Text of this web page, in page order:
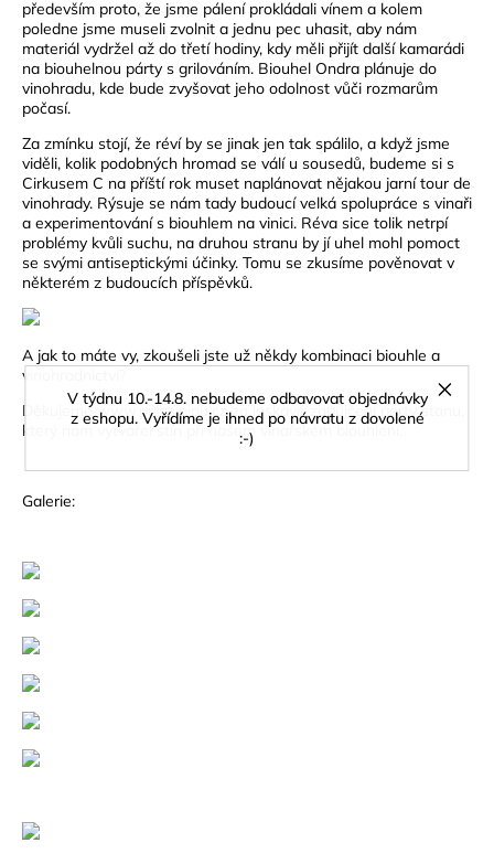
V týdnu 10.-14.8. nebudeme odbavovat objednávky
z eshopu. Vyřídíme je ihned po návratu z dovolené
:-)
především proto, že jsme pálení prokládali vínem a kolem
poledne jsme museli zvolnit a jednu pec uhasit, aby nám
materiál vydržel až do třetí hodiny, kdy měli přijít další kamarádi
na biouhelnou párty s grilováním. Biouhel Ondra plánuje do
vinohradu, kde bude zvyšovat jeho odolnost vůči rozmarům
počasí.
Za zmínku stojí, že réví by se jinak jen tak spálilo, a když jsme
viděli, kolik podobných hromad se válí u sousedů, budeme si s
Cirkusem C na příští rok muset naplánovat nějakou jarní tour de
vinohrady. Rýsuje se nám tady budoucí velká spolupráce s vinaři
a experimentování s biouhlem na vinici. Réva sice tolik netrpí
problémy kvůli suchu, na druhou stranu by jí uhel mohl pomoct
se svými antiseptickými účinky. Tomu se zkusíme pověnovat v
některém z budoucích příspěvků.
A jak to máte vy, zkoušeli jste už někdy kombinaci biouhle a
vinohradnictví?
Děkujemewww.pujcsipipu.czza laskavé zapůjčení párty stanu,
který nám vytvářel stín při našem vinařském biouhlení.
Galerie: